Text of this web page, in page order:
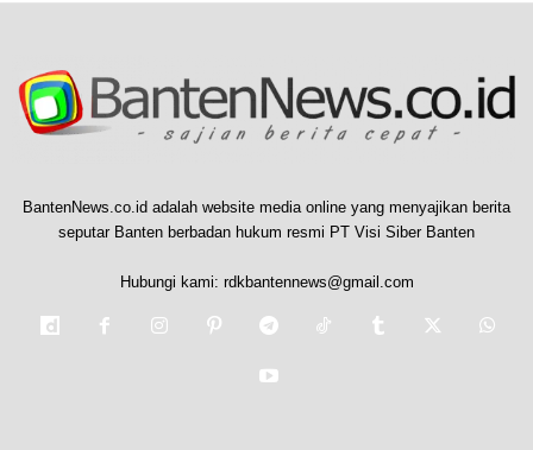
BantenNews.co.id adalah website media online yang menyajikan berita
seputar Banten berbadan hukum resmi PT Visi Siber Banten
Hubungi kami: rdkbantennews@gmail.com